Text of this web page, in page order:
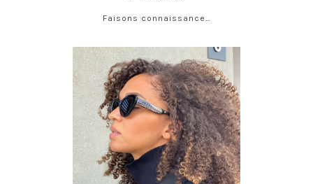
Faisons connaissance…